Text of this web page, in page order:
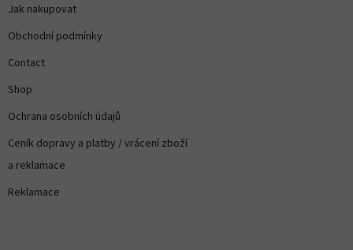
Jak nakupovat
Obchodní podmínky
Contact
Shop
Ochrana osobních údajů
Ceník dopravy a platby / vrácení zboží
a reklamace
Reklamace